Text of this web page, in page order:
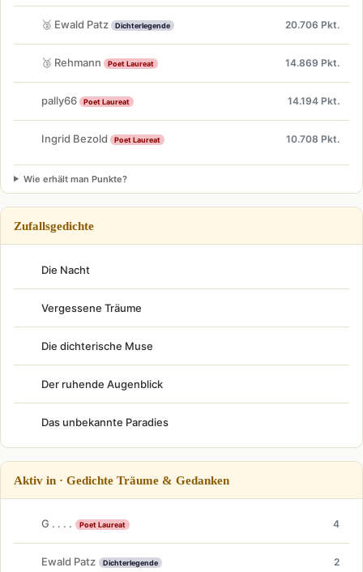
🥈 Ewald Patz Dichterlegende 20.706 Pkt.
🥉 Rehmann Poet Laureat 14.869 Pkt.
pally66 Poet Laureat 14.194 Pkt.
Ingrid Bezold Poet Laureat 10.708 Pkt.
Wie erhält man Punkte?
Zufallsgedichte
Die Nacht
Vergessene Träume
Die dichterische Muse
Der ruhende Augenblick
Das unbekannte Paradies
Aktiv in · Gedichte Träume & Gedanken
G . . . . Poet Laureat 4
Ewald Patz Dichterlegende 2